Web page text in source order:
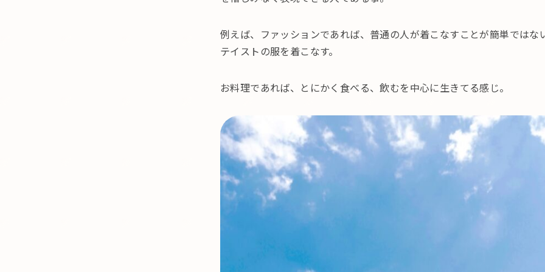
例えば、ファッションであれば、普通の人が着こなすことが簡単ではな
テイストの服を着こなす。
お料理であれば、とにかく食べる、飲むを中心に生きてる感じ。